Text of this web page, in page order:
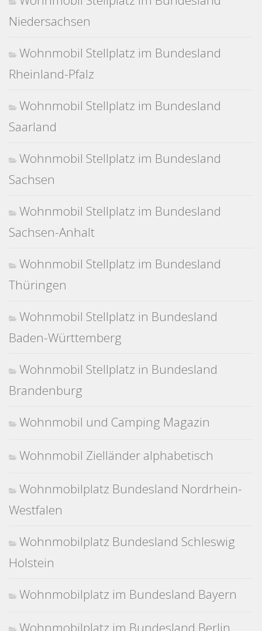
Niedersachsen
Wohnmobil Stellplatz im Bundesland
Rheinland-Pfalz
Wohnmobil Stellplatz im Bundesland
Saarland
Wohnmobil Stellplatz im Bundesland
Sachsen
Wohnmobil Stellplatz im Bundesland
Sachsen-Anhalt
Wohnmobil Stellplatz im Bundesland
Thüringen
Wohnmobil Stellplatz in Bundesland
Baden-Württemberg
Wohnmobil Stellplatz in Bundesland
Brandenburg
Wohnmobil und Camping Magazin
Wohnmobil Zielländer alphabetisch
Wohnmobilplatz Bundesland Nordrhein-
Westfalen
Wohnmobilplatz Bundesland Schleswig
Holstein
Wohnmobilplatz im Bundesland Bayern
Wohnmobilplatz im Bundesland Berlin